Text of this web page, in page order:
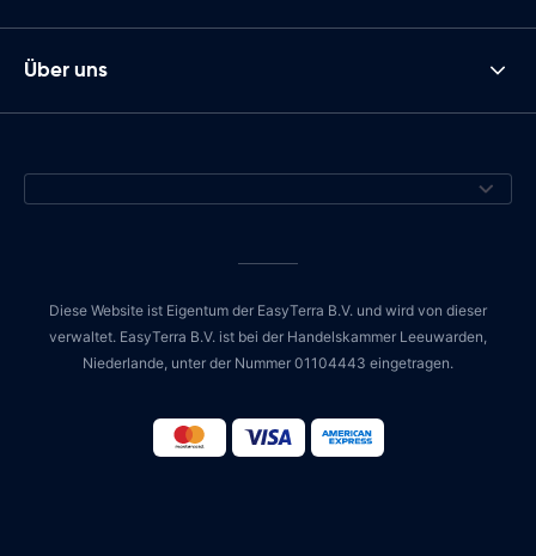
Über uns
Diese Website ist Eigentum der EasyTerra B.V. und wird von dieser
verwaltet. EasyTerra B.V. ist bei der Handelskammer Leeuwarden,
Niederlande, unter der Nummer 01104443 eingetragen.